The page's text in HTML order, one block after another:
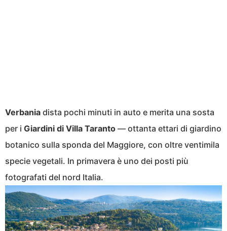
Verbania dista pochi minuti in auto e merita una sosta
per i Giardini di Villa Taranto — ottanta ettari di giardino
botanico sulla sponda del Maggiore, con oltre ventimila
specie vegetali. In primavera è uno dei posti più
fotografati del nord Italia.